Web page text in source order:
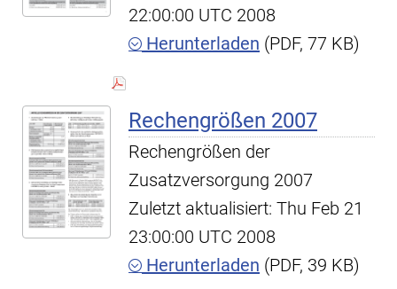
22:00:00 UTC 2008
Herunterladen (PDF, 77 KB)
Rechengrößen 2007
Rechengrößen der
Zusatzversorgung 2007
Zuletzt aktualisiert: Thu Feb 21
23:00:00 UTC 2008
Herunterladen (PDF, 39 KB)